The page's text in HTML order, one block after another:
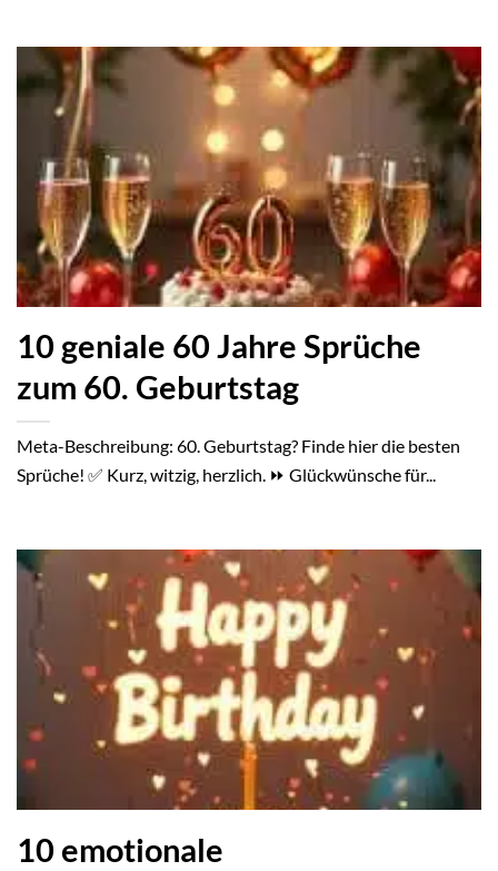
10 geniale 60 Jahre Sprüche
zum 60. Geburtstag
Meta-Beschreibung: 60. Geburtstag? Finde hier die besten
Sprüche! ✅ Kurz, witzig, herzlich. ⏩ Glückwünsche für...
10 emotionale